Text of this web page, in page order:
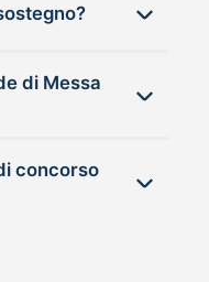
di Messa